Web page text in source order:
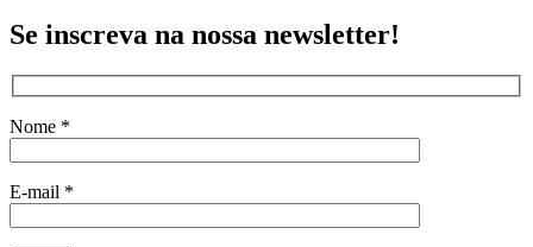
Se inscreva na nossa newsletter!
Nome *
E-mail *